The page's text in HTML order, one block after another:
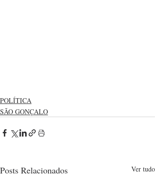
POLÍTICA
SÃO GONÇALO
Posts Relacionados Ver tudo